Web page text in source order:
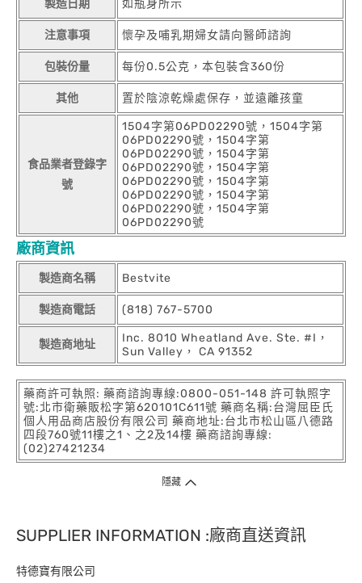
製造日期 如瓶身所示
注意事項 懷孕及哺乳期婦女請向醫師諮詢
包裝份量 每份0.5公克，本包裝含360份
其他 置於陰涼乾燥處保存，並遠離孩童
食品業者登錄字
號
1504字第06PD02290號，1504字第
06PD02290號，1504字第
06PD02290號，1504字第
06PD02290號，1504字第
06PD02290號，1504字第
06PD02290號，1504字第
06PD02290號，1504字第
06PD02290號
廠商資訊
製造商名稱 Bestvite
製造商電話 (818) 767-5700
製造商地址
Inc. 8010 Wheatland Ave. Ste. #I，
Sun Valley， CA 91352
藥商許可執照: 藥商諮詢專線:0800-051-148 許可執照字
號:北市衛藥販松字第620101C611號 藥商名稱:台灣屈臣氏
個人用品商店股份有限公司 藥商地址:台北市松山區八德路
四段760號11樓之1、之2及14樓 藥商諮詢專線:
(02)27421234
隱藏
SUPPLIER INFORMATION :廠商直送資訊
特德寶有限公司